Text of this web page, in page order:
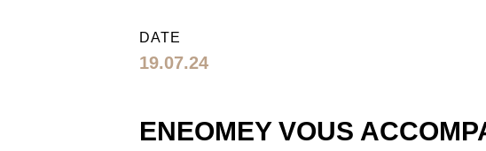
DATE
19.07.24
ENEOMEY VOUS